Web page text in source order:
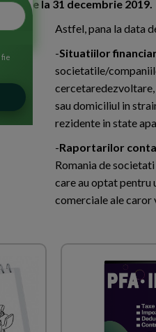
la 31 decembrie 2019.
Astfel, pana la data
-Situatiilor
societatile/
cercetaredezvoltare,
sau domiciliul in
rezidente in state
-Raportarilor
Romania de
care au optat pentru
comerciale ale caror
fie